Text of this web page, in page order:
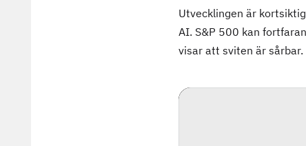
Utvecklingen är
AI. S&P 500 kan
visar att sviten är sårbar.